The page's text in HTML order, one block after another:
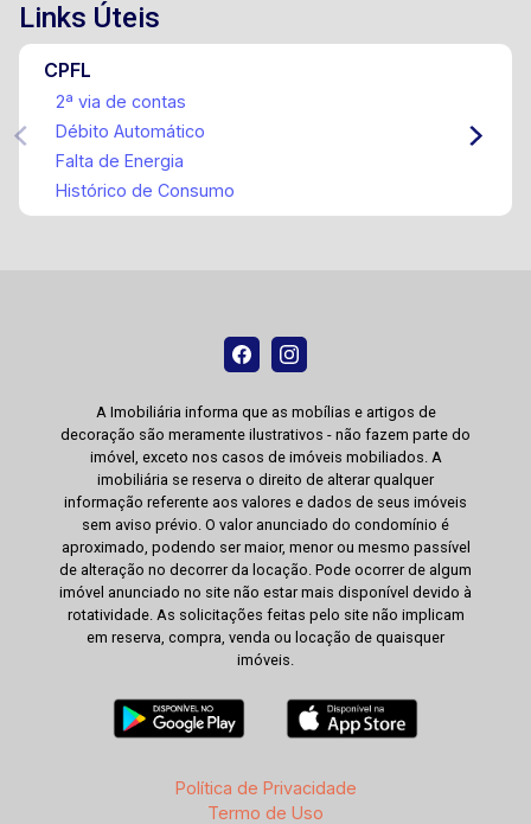
Links Úteis
CPFL
2ª via de contas
Débito Automático
Falta de Energia
Histórico de Consumo
A Imobiliária informa que as mobílias e artigos de
decoração são meramente ilustrativos - não fazem parte do
imóvel, exceto nos casos de imóveis mobiliados. A
imobiliária se reserva o direito de alterar qualquer
informação referente aos valores e dados de seus imóveis
sem aviso prévio. O valor anunciado do condomínio é
aproximado, podendo ser maior, menor ou mesmo passível
de alteração no decorrer da locação. Pode ocorrer de algum
imóvel anunciado no site não estar mais disponível devido à
rotatividade. As solicitações feitas pelo site não implicam
em reserva, compra, venda ou locação de quaisquer
imóveis.
Política de Privacidade
Termo de Uso